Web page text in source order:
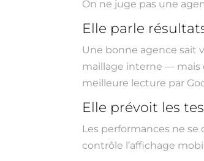
On ne juge pas une
Elle parle
Une bonne agence sait
maillage interne — mais
meilleure lecture par
Elle prévoit les
Les performances ne
contrôle l’affichage